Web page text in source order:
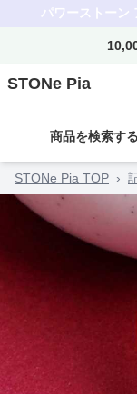
パワーストーン
STONe Pia
商品を検索する
STONe Pia TOP ›